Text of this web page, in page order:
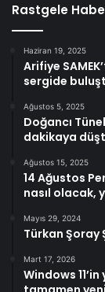
Rastgele
Haziran 19, 2025
Arifiye
sergide
Ağustos 5, 2025
Doğancı
dakikaya
Ağustos 15, 2025
14 Ağustos
nasıl olacak,
Mayıs 29, 2024
Türkan Şoray
Mart 17, 2026
Windows